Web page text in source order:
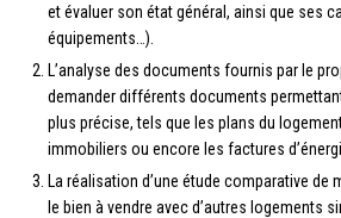
et évaluer son état général, ainsi que ses
équipements…).
L’analyse des documents fournis par le
demander différents documents
plus précise, tels que les plans du
immobiliers ou encore les factures
La réalisation d’une étude comparative de
le bien à vendre avec d’autres logements